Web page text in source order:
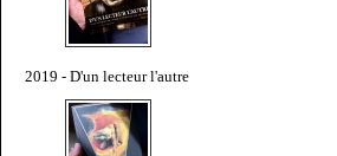
2019 - D'un lecteur l'autre